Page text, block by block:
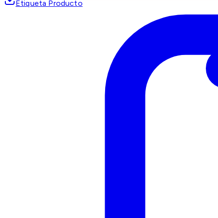
Etiqueta Producto